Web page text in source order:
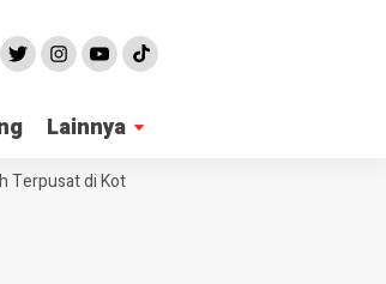
Lainnya
di Kota Langsa